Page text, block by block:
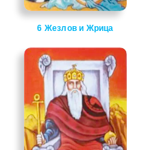
6 Жезлов и Жрица